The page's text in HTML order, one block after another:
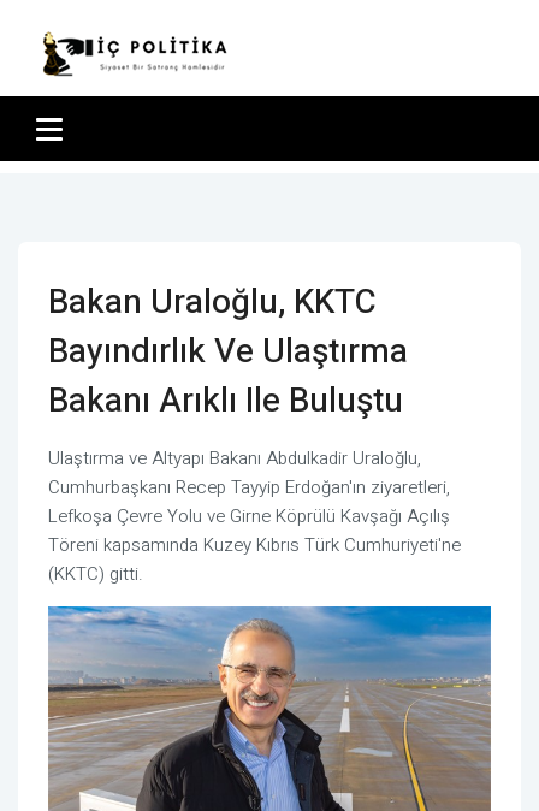
Bakan Uraloğlu, KKTC
Bayındırlık Ve Ulaştırma
Bakanı Arıklı Ile Buluştu
Ulaştırma ve Altyapı Bakanı Abdulkadir Uraloğlu,
Cumhurbaşkanı Recep Tayyip Erdoğan'ın ziyaretleri,
Lefkoşa Çevre Yolu ve Girne Köprülü Kavşağı Açılış
Töreni kapsamında Kuzey Kıbrıs Türk Cumhuriyeti'ne
(KKTC) gitti.